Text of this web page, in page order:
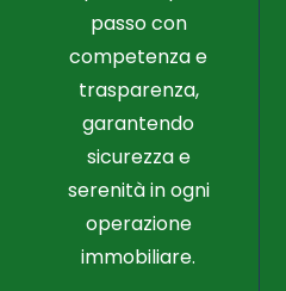
passo con
competenza e
trasparenza,
garantendo
sicurezza e
serenità in ogni
operazione
immobiliare.